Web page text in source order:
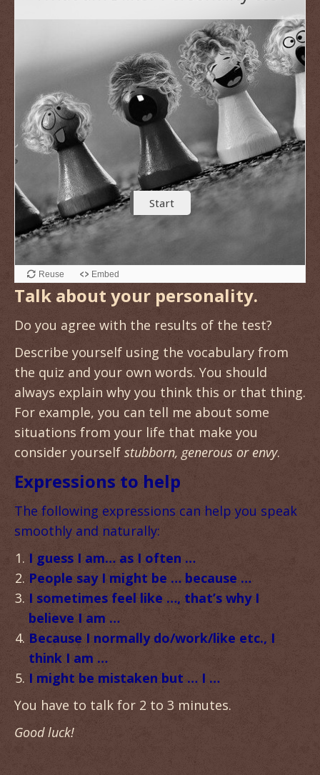
Talk about your personality.
Do you agree with the results of the test?
Describe yourself using the vocabulary from
the quiz and your own words. You should
always explain why you think this or that thing.
For example, you can tell me about some
situations from your life that make you
consider yourself stubborn, generous or envy.
Expressions to help
The following expressions can help you speak
smoothly and naturally:
I guess I am… as I often …
People say I might be … because …
I sometimes feel like …, that’s why I
believe I am …
Because I normally do/work/like etc., I
think I am …
I might be mistaken but … I …
You have to talk for 2 to 3 minutes.
Good luck!